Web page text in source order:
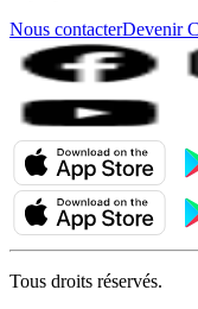
Nous contacterDevenir
Tous droits réservés.